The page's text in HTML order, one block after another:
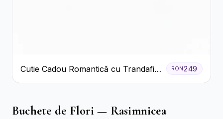
Cutie Cadou Romantică cu Trandafiri
Șampanie și Lumânare
RON 249
Buchete de Flori — Rasimnicea